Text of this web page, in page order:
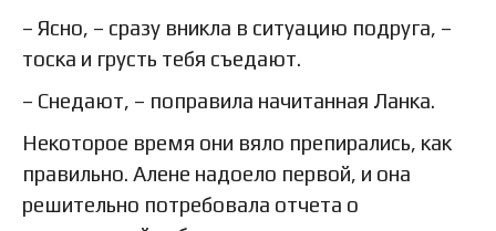
– Ясно, – сразу вникла в ситуацию подруга, –
тоска и грусть тебя съедают.
– Снедают, – поправила начитанная Ланка.
Некоторое время они вяло препирались, как
правильно. Алене надоело первой, и она
решительно потребовала отчета о